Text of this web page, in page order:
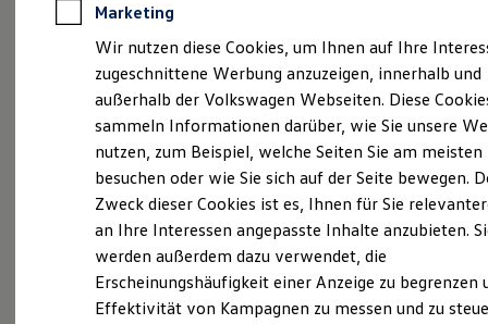
Anpfiff zum Gewinn
Elektroautos
ID. Tutorials
Elektrofahrzeugkonzepte
Reichweite
Reichweite der ID. Modelle
Reichweite im Winter
Laden
Laden unterwegs
Laden Zuhause
Ladezeitensimulator
Batterie
Details des Golf
Marketing
Wir nutzen diese Cookies, um Ihnen auf Ihre
zugeschnittene Werbung anzuzeigen, innerhalb und
außerhalb der Volkswagen Webseiten. Diese
sammeln Informationen darüber, wie Sie unsere
nutzen, zum Beispiel, welche Seiten Sie am meisten
besuchen oder wie Sie sich auf der Seite bewegen.
Zweck dieser Cookies ist es, Ihnen für Sie
an Ihre Interessen angepasste Inhalte anzubieten.
werden außerdem dazu verwendet, die
Erscheinungshäufigkeit einer Anzeige zu begrenzen
Effektivität von Kampagnen zu messen und zu